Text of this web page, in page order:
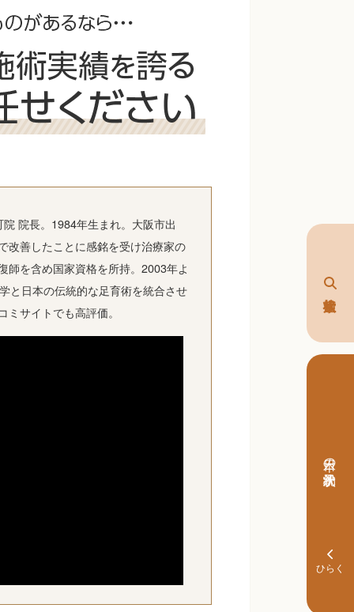
本日の予約状況
院長。1984年生まれ。大阪市出
改善したことに感銘を受け治療家の
師を含め国家資格を所持。2003年よ
と日本の伝統的な足育術を統合させ
サイトでも高評価。